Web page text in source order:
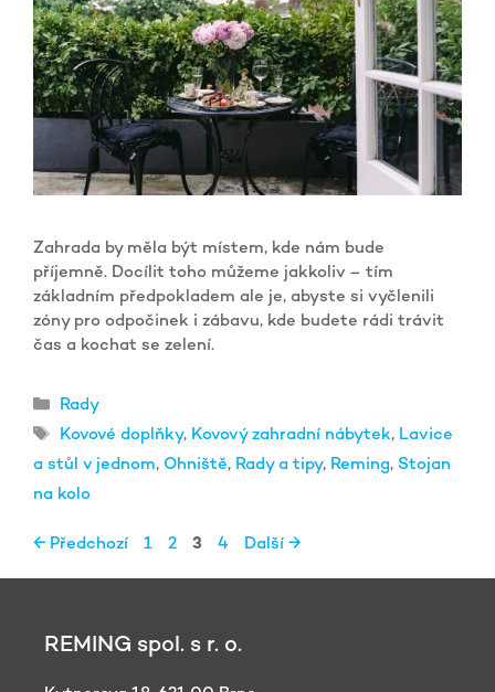
Zahrada by měla být místem, kde nám bude
příjemně. Docílit toho můžeme jakkoliv – tím
základním předpokladem ale je, abyste si vyčlenili
zóny pro odpočinek i zábavu, kde budete rádi trávit
čas a kochat se zelení.
Rubriky
Rady
Štítky
Kovové doplňky, Kovový zahradní nábytek, Lavice
a stůl v jednom, Ohniště, Rady a tipy, Reming, Stojan
na kolo
← Předchozí Stránka
1 Stránka
2 Stránka
3 Stránka
4 Další →
REMING spol. s r. o.